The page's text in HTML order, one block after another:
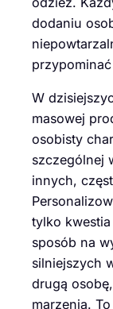
dodaniu
W
masowej
osobisty
szczególnej
innych,
tylko
sposób na
silniejszych
drugą
marzenia.